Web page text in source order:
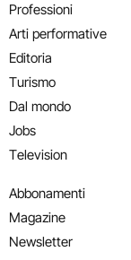
Professioni
Arti performative
Editoria
Turismo
Dal mondo
Jobs
Television
Abbonamenti
Magazine
Newsletter